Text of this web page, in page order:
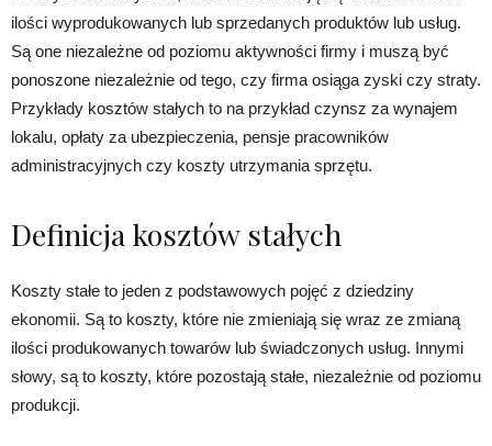
ilości wyprodukowanych lub sprzedanych produktów lub usług.
Są one niezależne od poziomu aktywności firmy i muszą być
ponoszone niezależnie od tego, czy firma osiąga zyski czy straty.
Przykłady kosztów stałych to na przykład czynsz za wynajem
lokalu, opłaty za ubezpieczenia, pensje pracowników
administracyjnych czy koszty utrzymania sprzętu.
Definicja kosztów stałych
Koszty stałe to jeden z podstawowych pojęć z dziedziny
ekonomii. Są to koszty, które nie zmieniają się wraz ze zmianą
ilości produkowanych towarów lub świadczonych usług. Innymi
słowy, są to koszty, które pozostają stałe, niezależnie od poziomu
produkcji.